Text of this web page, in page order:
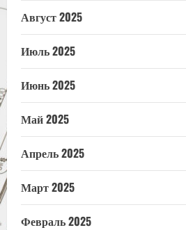
Август 2025
Июль 2025
Июнь 2025
Май 2025
Апрель 2025
Март 2025
Февраль 2025